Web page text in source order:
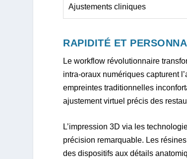
Ajustements cliniques
RAPIDITÉ ET
Le workflow révolutionnaire
intra-oraux numériques capturent
empreintes traditionnelles
ajustement virtuel précis des
L’impression 3D via les
précision remarquable. Les
des dispositifs aux détails